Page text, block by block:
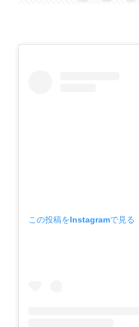
この投稿をInstagramで見る